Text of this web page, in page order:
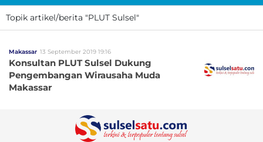
Topik artikel/berita "PLUT Sulsel"
Makassar 13 September 2019 19:16
Konsultan PLUT Sulsel Dukung
Pengembangan Wirausaha Muda
Makassar